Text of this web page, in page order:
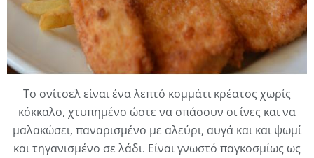
Το σνίτσελ είναι ένα λεπτό κομμάτι κρέατος χωρίς
κόκκαλο, χτυπημένο ώστε να σπάσουν οι ίνες και να
μαλακώσει, παναρισμένο με αλεύρι, αυγά και και ψωμί
και τηγανισμένο σε λάδι. Είναι γνωστό παγκοσμίως ως